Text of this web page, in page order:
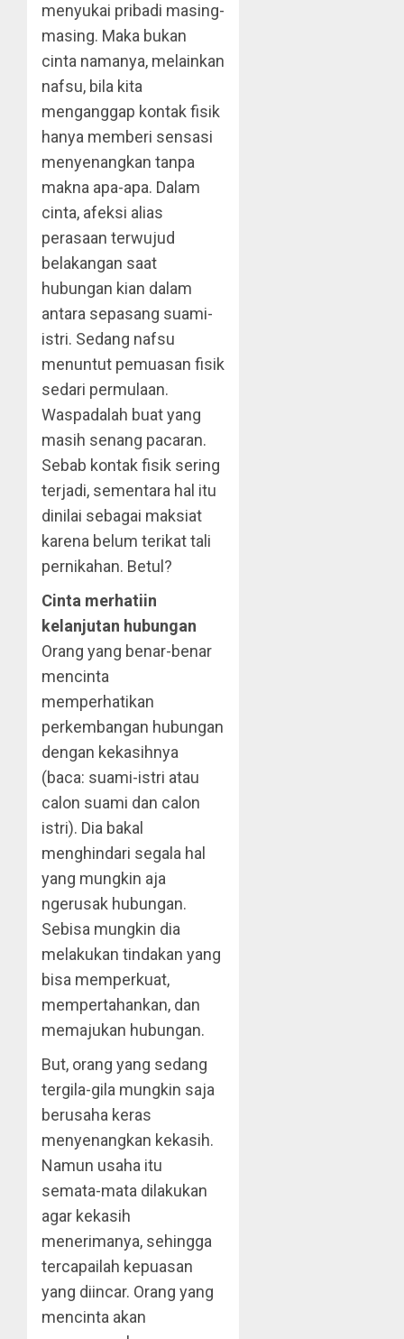
menyukai pribadi masing-
masing. Maka bukan
cinta namanya, melainkan
nafsu, bila kita
menganggap kontak fisik
hanya memberi sensasi
menyenangkan tanpa
makna apa-apa. Dalam
cinta, afeksi alias
perasaan terwujud
belakangan saat
hubungan kian dalam
antara sepasang suami-
istri. Sedang nafsu
menuntut pemuasan fisik
sedari permulaan.
Waspadalah buat yang
masih senang pacaran.
Sebab kontak fisik sering
terjadi, sementara hal itu
dinilai sebagai maksiat
karena belum terikat tali
pernikahan. Betul?
Cinta merhatiin
kelanjutan hubungan
Orang yang benar-benar
mencinta
memperhatikan
perkembangan hubungan
dengan kekasihnya
(baca: suami-istri atau
calon suami dan calon
istri). Dia bakal
menghindari segala hal
yang mungkin aja
ngerusak hubungan.
Sebisa mungkin dia
melakukan tindakan yang
bisa memperkuat,
mempertahankan, dan
memajukan hubungan.
But, orang yang sedang
tergila-gila mungkin saja
berusaha keras
menyenangkan kekasih.
Namun usaha itu
semata-mata dilakukan
agar kekasih
menerimanya, sehingga
tercapailah kepuasan
yang diincar. Orang yang
mencinta akan